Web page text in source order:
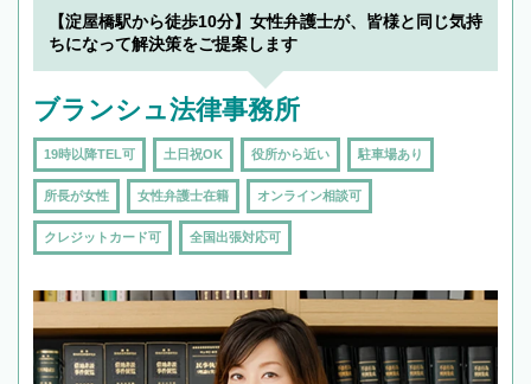
でフィーリングも重要です。実際に電話や面談
で複数の弁護士と会話をしてウマが合う方に依
【淀屋橋駅から徒歩10分】女性弁護士が、皆様と同じ気持
ちになって解決策をご提案します
ブランシュ法律事務所
19時以降TEL可 土日祝OK 役所から近い 駐車場あり
所長が女性 女性弁護士在籍 オンライン相談可
クレジットカード可 全国出張対応可